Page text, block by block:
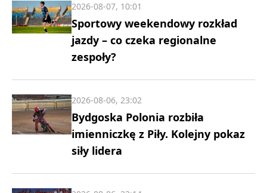
Sportowy weekendowy rozkład
jazdy – co czeka regionalne
zespoły?
2026-08-07, 10:01
Bydgoska Polonia rozbiła
imienniczkę z Piły. Kolejny pokaz
siły lidera
2026-08-06, 23:02